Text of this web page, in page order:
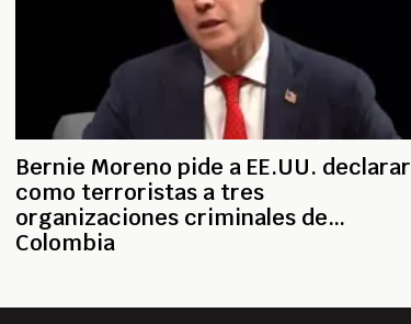
Bernie Moreno pide a EE.UU. declarar
como terroristas a tres
organizaciones criminales de
Colombia